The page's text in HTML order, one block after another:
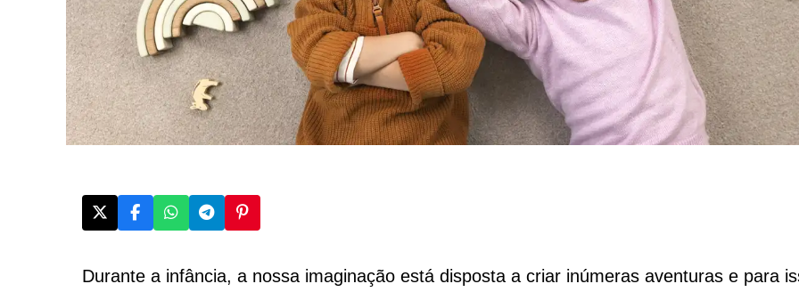
Durante a infância, a nossa imaginação está disposta a criar inúmeras aventuras e para